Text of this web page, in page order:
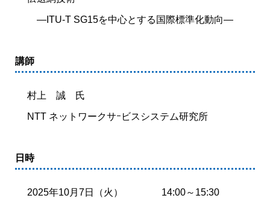
ITUクラブ
ITU関係会合・イベントカレンダー等
―ITU-T SG15を中心とする国際標準化動向―
講師
村上 誠 氏
NTT ネットワークサｰビスシステム研究所
日時
2025年10月7日（火） 14:00～15:30